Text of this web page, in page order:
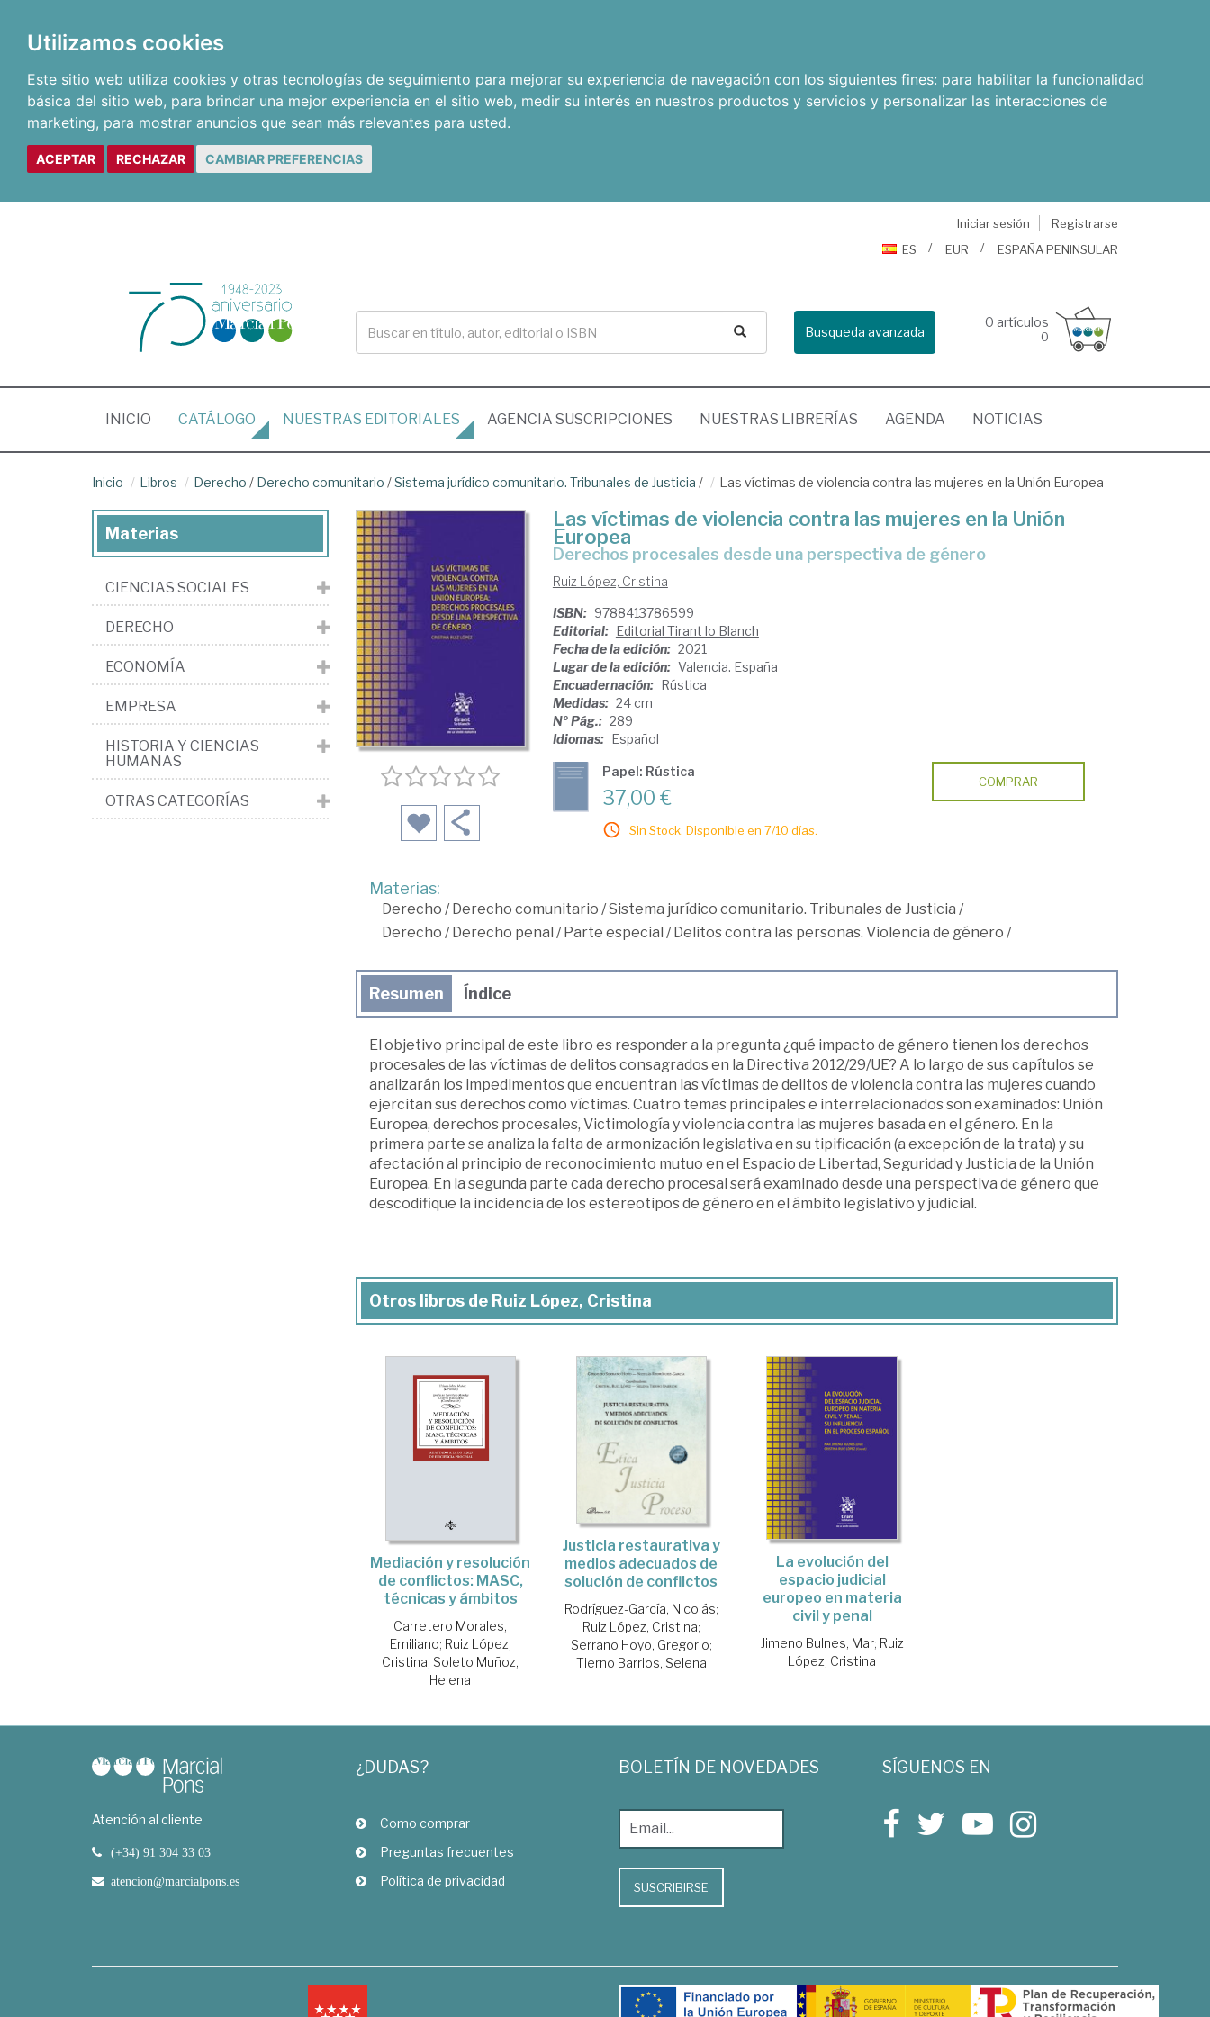
Utilizamos cookies
Este sitio web utiliza cookies y otras tecnologías de seguimiento para mejorar su experiencia de navegación con los siguientes fines: para habilitar la funcionalidad
básica del sitio web, para brindar una mejor experiencia en el sitio web, medir su interés en nuestros productos y servicios y personalizar las interacciones de
marketing, para mostrar anuncios que sean más relevantes para usted.
ACEPTAR RECHAZAR CAMBIAR PREFERENCIAS
Iniciar sesión
Registrarse
ES
EUR ESPAÑA PENINSULAR
Busqueda avanzada
0 artículos
0
INICIO (CURRENT)
CATÁLOGO NUESTRAS EDITORIALES AGENCIA SUSCRIPCIONES NUESTRAS LIBRERÍAS AGENDA NOTICIAS
Inicio Libros Derecho / Derecho comunitario /Sistema jurídico comunitario. Tribunales de Justicia / Las víctimas de violencia contra las mujeres en la Unión Europea
Las víctimas de violencia contra las mujeres en la Unión
Europea
derechos procesales desde una perspectiva de género
Ruiz López, Cristina
ISBN: 9788413786599
Editorial: Editorial Tirant lo Blanch
Fecha de la edición: 2021
Lugar de la edición: Valencia. España
Encuadernación: Rústica
Medidas: 24 cm
Nº Pág.: 289
Idiomas: Español
Papel: Rústica
37,00 €
Sin Stock. Disponible en 7/10 días.
COMPRAR
Materias:
Derecho /Derecho comunitario /Sistema jurídico comunitario. Tribunales de Justicia /
Derecho /Derecho penal /Parte especial /Delitos contra las personas. Violencia de género /
Resumen Índice
El objetivo principal de este libro es responder a la pregunta ¿qué impacto de género tienen los derechos
procesales de las víctimas de delitos consagrados en la Directiva 2012/29/UE? A lo largo de sus capítulos se
analizarán los impedimentos que encuentran las víctimas de delitos de violencia contra las mujeres cuando
ejercitan sus derechos como víctimas. Cuatro temas principales e interrelacionados son examinados: Unión
Europea, derechos procesales, Victimología y violencia contra las mujeres basada en el género. En la
primera parte se analiza la falta de armonización legislativa en su tipificación (a excepción de la trata) y su
afectación al principio de reconocimiento mutuo en el Espacio de Libertad, Seguridad y Justicia de la Unión
Europea. En la segunda parte cada derecho procesal será examinado desde una perspectiva de género que
descodifique la incidencia de los estereotipos de género en el ámbito legislativo y judicial.
Otros libros de Ruiz López, Cristina
Mediación y resolución
de conflictos: MASC,
técnicas y ámbitos
Carretero Morales,
Emiliano; Ruiz López,
Cristina; Soleto Muñoz,
Helena
Justicia restaurativa y
medios adecuados de
solución de conflictos
Rodríguez-García, Nicolás;
Ruiz López, Cristina;
Serrano Hoyo, Gregorio;
Tierno Barrios, Selena
La evolución del
espacio judicial
europeo en materia
civil y penal
Jimeno Bulnes, Mar; Ruiz
López, Cristina
Materias
CIENCIAS SOCIALES
DERECHO
ECONOMÍA
EMPRESA
HISTORIA Y CIENCIAS
HUMANAS
OTRAS CATEGORÍAS
Atención al cliente
(+34) 91 304 33 03
atencion@marcialpons.es
¿DUDAS?
Como comprar
Preguntas frecuentes
Política de privacidad
BOLETÍN DE NOVEDADES
SUSCRIBIRSE
SÍGUENOS EN